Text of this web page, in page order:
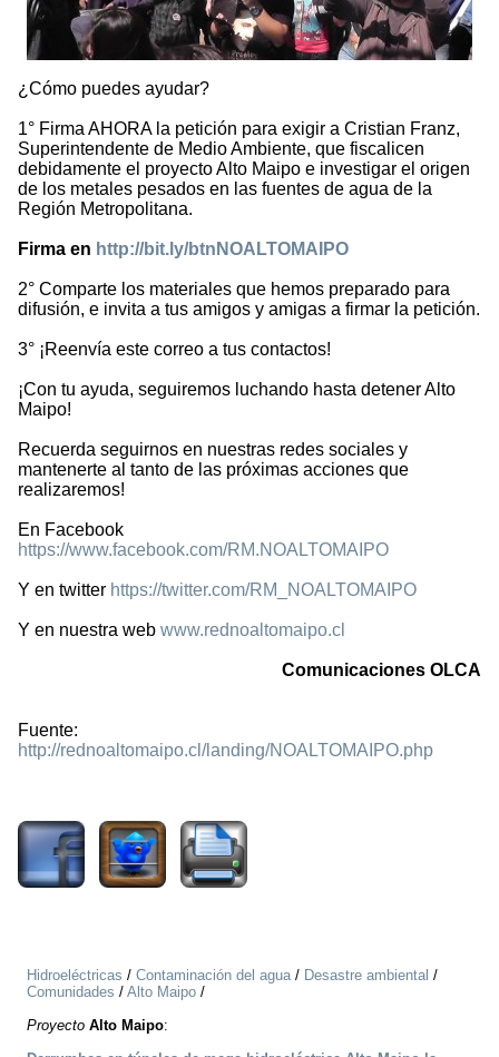
¿Cómo puedes ayudar?
1° Firma AHORA la petición para exigir a Cristian Franz,
Superintendente de Medio Ambiente, que fiscalicen
debidamente el proyecto Alto Maipo e investigar el origen
de los metales pesados en las fuentes de agua de la
Región Metropolitana.
Firma en http://bit.ly/btnNOALTOMAIPO
2° Comparte los materiales que hemos preparado para
difusión, e invita a tus amigos y amigas a firmar la petición.
3° ¡Reenvía este correo a tus contactos!
¡Con tu ayuda, seguiremos luchando hasta detener Alto
Maipo!
Recuerda seguirnos en nuestras redes sociales y
mantenerte al tanto de las próximas acciones que
realizaremos!
En Facebook
https://www.facebook.com/RM.NOALTOMAIPO
Y en twitter https://twitter.com/RM_NOALTOMAIPO
Y en nuestra web www.rednoaltomaipo.cl
Comunicaciones OLCA
Fuente:
http://rednoaltomaipo.cl/landing/NOALTOMAIPO.php
Hidroeléctricas / Contaminación del agua/ Desastre ambiental /
Comunidades / Alto Maipo /
Proyecto Alto Maipo: